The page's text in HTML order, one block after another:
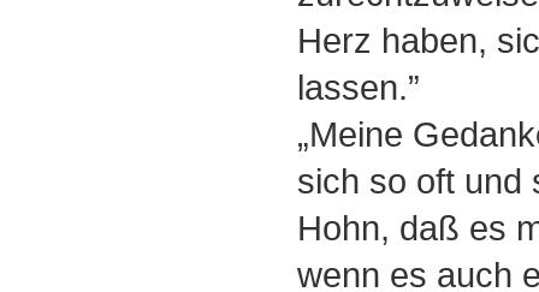
Herz haben,
lassen.”
„Meine
sich so oft und
Hohn, daß es
wenn es auch